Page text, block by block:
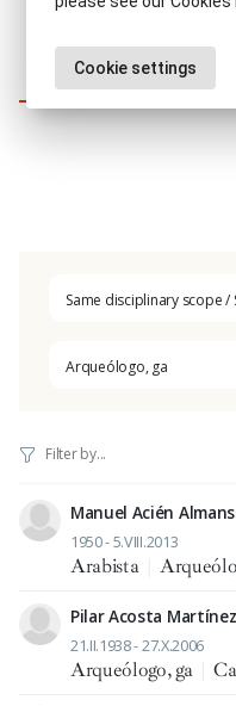
Same disciplinary scope
Arqueólogo, ga
Manuel Acién
1950 - 5.VIII.2013
Arabista
Pilar Acosta Martínez
21.II.1938 - 27.X.2006
Arqueólogo, ga
Cookie settings